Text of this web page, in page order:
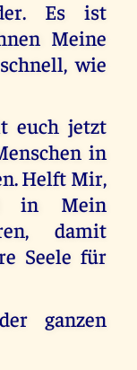
Es ist
Meine
wie
euch jetzt
in
Helft Mir,
in Mein
damit
Seele für
ganzen